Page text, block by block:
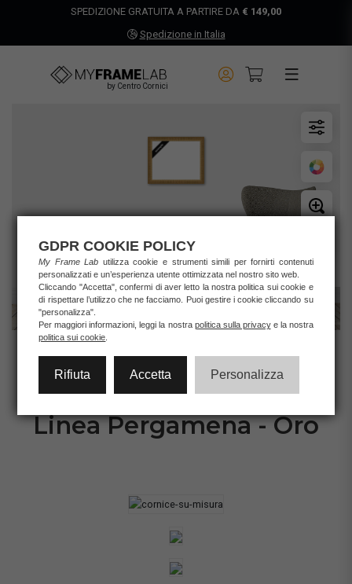
SPEDIZIONE GRATUITA A PARTIRE DA € 149,00
Spedizione in Italia
by Centro Cornici
CONFIGURA CORNICE
Linea Pergamena - Oro
GDPR COOKIE POLICY
My Frame Lab utilizza cookie e strumenti simili per fornirti contenuti
personalizzati e un’esperienza utente ottimizzata nel nostro sito web.
Cliccando "Accetta", confermi di aver letto la nostra politica sui cookie e
di rispettare l’utilizzo che ne facciamo. Puoi gestire i cookie cliccando su
"personalizza".
Per maggiori informazioni, leggi la nostra politica sulla privacye la nostra
politica sui cookie
Rifiuta Accetta Personalizza